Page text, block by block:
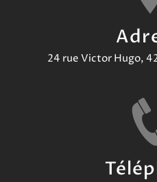
24 rue Victor Hugo,